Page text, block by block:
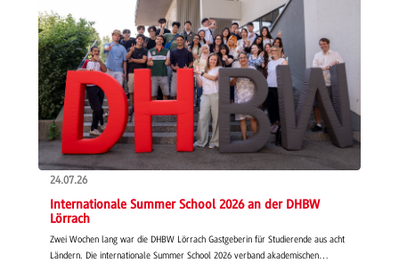
24.07.26
Internationale Summer School 2026 an der DHBW
Lörrach
Zwei Wochen lang war die DHBW Lörrach Gastgeberin für Studierende aus acht
Ländern. Die internationale Summer School 2026 verband akademischen…